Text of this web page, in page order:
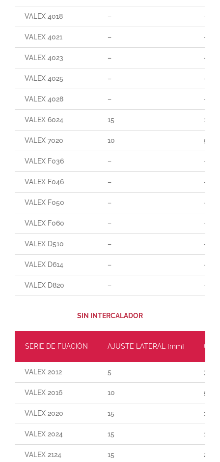
VALEX 4018 – –
VALEX 4021 – –
VALEX 4023 – –
VALEX 4025 – –
VALEX 4028 – –
VALEX 6024 15 165
VALEX 7020 10 90
VALEX F036 – –
VALEX F046 – –
VALEX F050 – –
VALEX F060 – –
VALEX D510 – –
VALEX D614 – –
VALEX D820 – –
SIN INTERCALADOR
SERIE DE FIJACIÓN AJUSTE LATERAL [mm]
VALEX 2012 5 30
VALEX 2016 10 55
VALEX 2020 15 110
VALEX 2024 15 160
VALEX 2124 15 290